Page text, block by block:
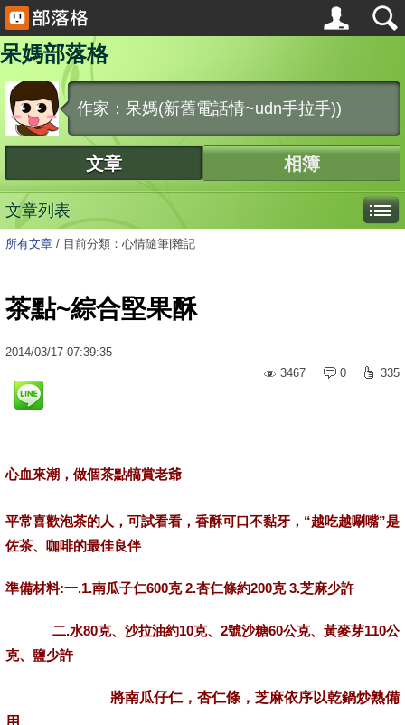
呆媽部落格
作家：呆媽(新舊電話情~udn手拉手))
文章 相簿
文章列表
所有文章 / 目前分類：心情隨筆|雜記
茶點~綜合堅果酥
2014/03/17 07:39:35
3467
0 335
心血來潮，做個茶點犒賞老爺
平常喜歡泡茶的人，可試看看，香酥可口不黏牙，“越吃越唰嘴”是
佐茶、咖啡的最佳良伴
準備材料:一.1.南瓜子仁600克 2.杏仁條約200克 3.芝麻少許
二.水80克、沙拉油約10克、2號沙糖60公克、黃麥芽110公
克、鹽少許
將南瓜仔仁，杏仁條，芝麻依序以乾鍋炒熟備
用